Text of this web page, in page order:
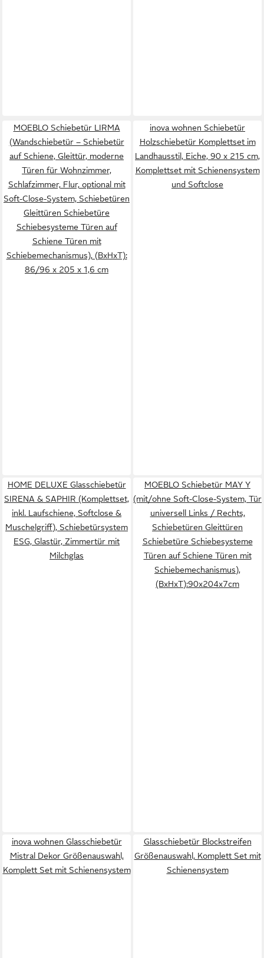
MOEBLO Schiebetür LIRMA
(Wandschiebetür – Schiebetür
auf Schiene, Gleittür, moderne
Türen für Wohnzimmer,
Schlafzimmer, Flur, optional mit
Soft-Close-System, Schiebetüren
Gleittüren Schiebetüre
Schiebesysteme Türen auf
Schiene Türen mit
Schiebemechanismus), (BxHxT):
86/96 x 205 x 1,6 cm
inova wohnen Schiebetür
Holzschiebetür Komplettset im
Landhausstil, Eiche, 90 x 215 cm,
Komplettset mit Schienensystem
und Softclose
HOME DELUXE Glasschiebetür
SIRENA & SAPHIR (Komplettset,
inkl. Laufschiene, Softclose &
Muschelgriff), Schiebetürsystem
ESG, Glastür, Zimmertür mit
Milchglas
MOEBLO Schiebetür MAY Y
(mit/ohne Soft-Close-System, Tür
universell Links / Rechts,
Schiebetüren Gleittüren
Schiebetüre Schiebesysteme
Türen auf Schiene Türen mit
Schiebemechanismus),
(BxHxT):90x204x7cm
inova wohnen Glasschiebetür
Mistral Dekor Größenauswahl,
Komplett Set mit Schienensystem
Glasschiebetür Blockstreifen
Größenauswahl, Komplett Set mit
Schienensystem